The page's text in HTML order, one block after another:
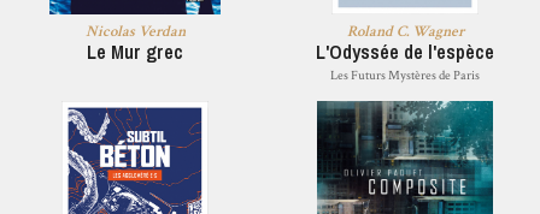
Nicolas Verdan
Le Mur grec
Roland C. Wagner
L'Odyssée de l'espèce
Les Futurs Mystères de Paris